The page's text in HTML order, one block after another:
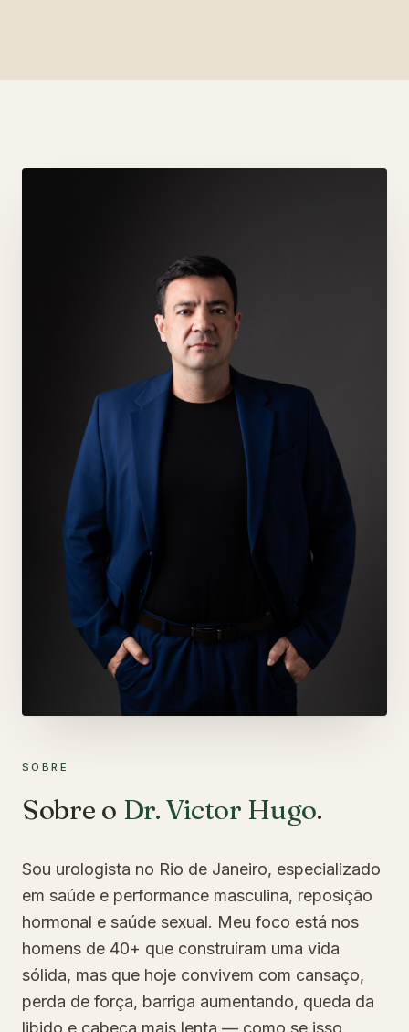
SOBRE
Sobre o Dr. Victor Hugo.
Sou urologista no Rio de Janeiro, especializado
em saúde e performance masculina, reposição
hormonal e saúde sexual. Meu foco está nos
homens de 40+ que construíram uma vida
sólida, mas que hoje convivem com cansaço,
perda de força, barriga aumentando, queda da
libido e cabeça mais lenta — como se isso